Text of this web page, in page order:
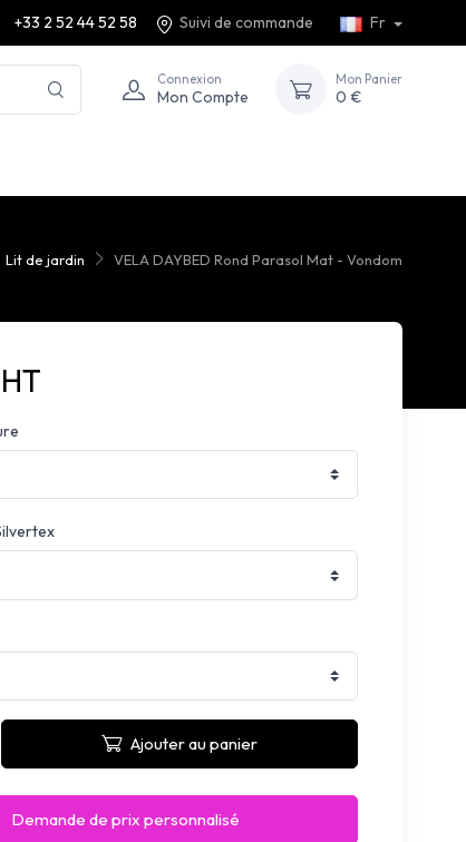
+33 2 52 44 52 58 Suivi de commande Fr
Connexion
Mon Compte
Mon Panier
0 €
Lit de jardin VELA DAYBED Rond Parasol Mat - Vondom
Ajouter au panier
Demande de prix personnalisé